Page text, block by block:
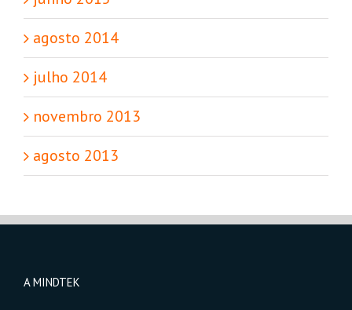
agosto 2014
julho 2014
novembro 2013
agosto 2013
A MINDTEK